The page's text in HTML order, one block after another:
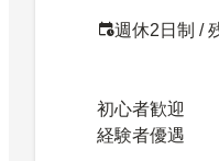
週休2日制 /
初心者歓迎
経験者優遇